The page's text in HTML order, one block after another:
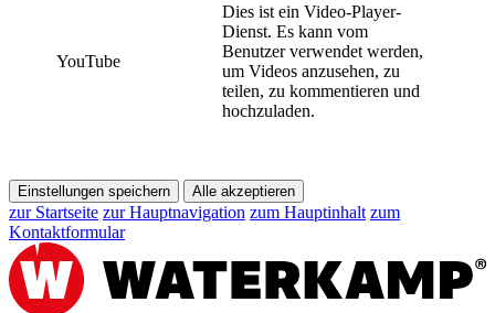
YouTube
Dies ist ein Video-Player-
Dienst. Es kann vom
Benutzer verwendet werden,
um Videos anzusehen, zu
teilen, zu kommentieren und
hochzuladen.
Einstellungen speichern Alle akzeptieren
zur Startseite zur Hauptnavigation zum Hauptinhalt zum
Kontaktformular